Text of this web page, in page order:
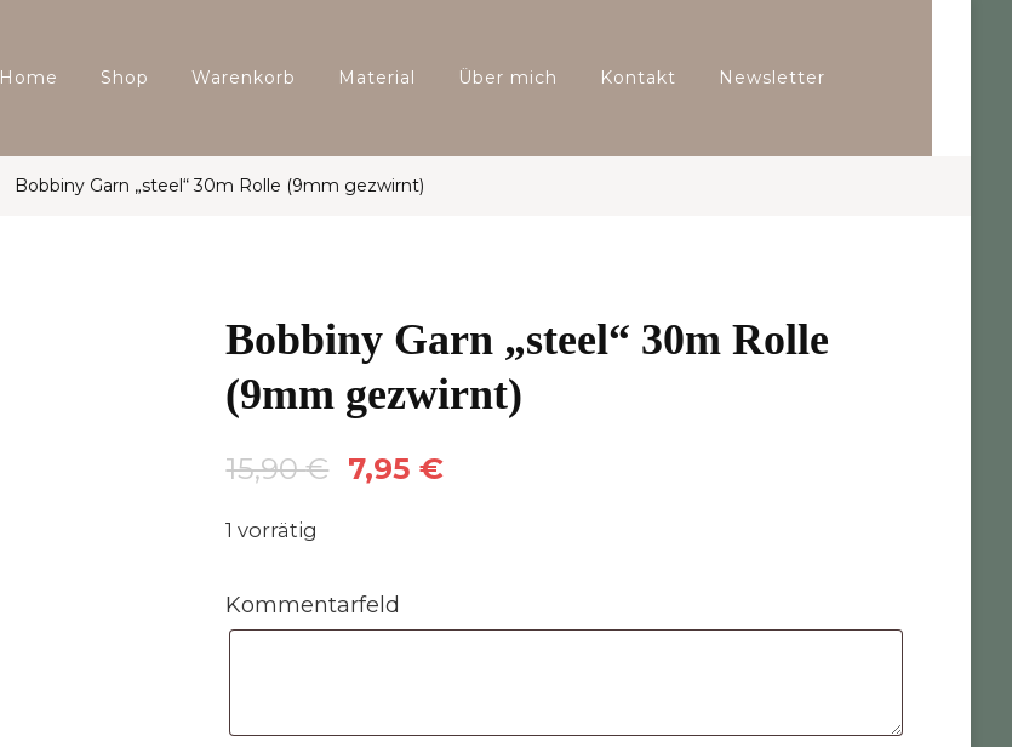
Home Shop Warenkorb Material Über mich Kontakt Newsletter
Bobbiny Garn „steel“ 30m Rolle (9mm gezwirnt)
Bobbiny Garn „steel“ 30m Rolle
(9mm gezwirnt)
15,90€
Ursprünglicher
7,95€
1 vorrätig
Kommentarfeld